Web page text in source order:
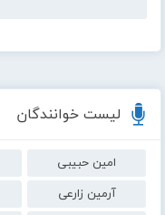
لیست خوانندگان
امین حبیبی
آرمین زارعی